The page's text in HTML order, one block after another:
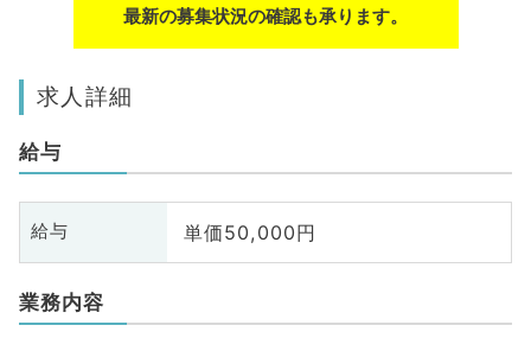
最新の募集状況の確認も承ります。
求人詳細
給与
給与 単価50,000円
業務内容